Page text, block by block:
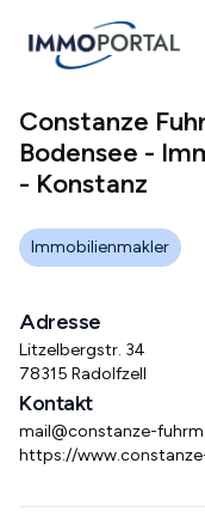
Constanze
Bodensee -
- Konstanz
Immobilienmakler
Adresse
Litzelbergstr. 34
78315 Radolfzell
Kontakt
mail@constanze-
https://